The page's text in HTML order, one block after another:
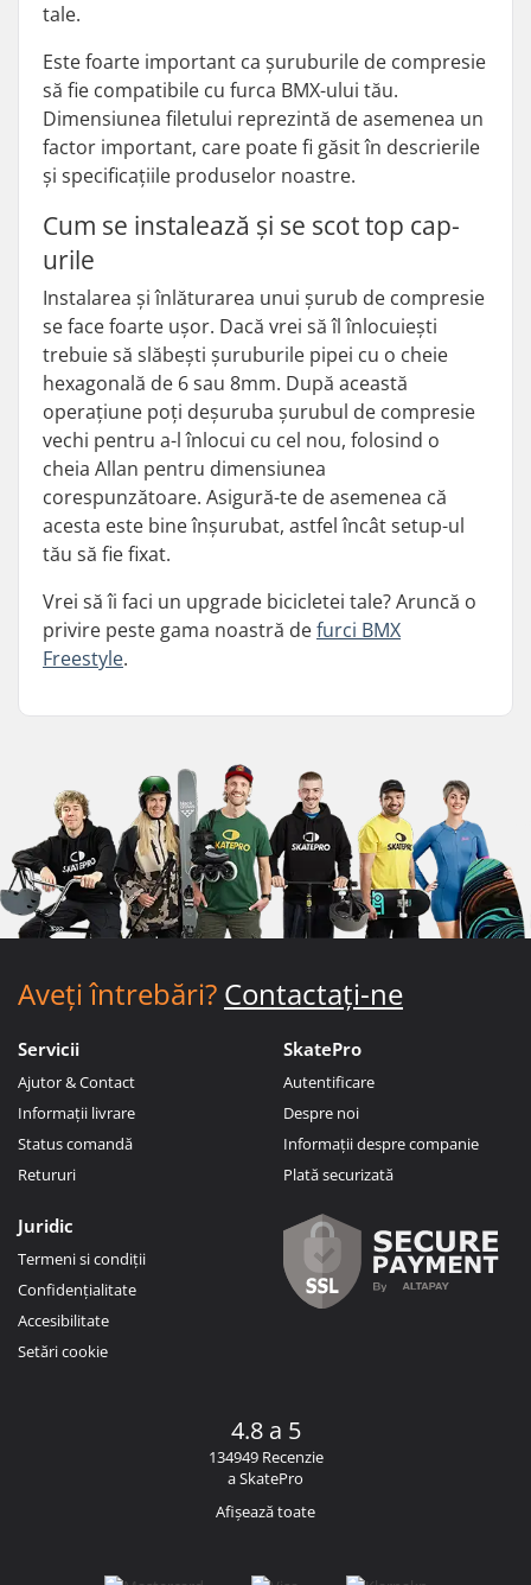
tale.
Este foarte important ca șuruburile de compresie
să fie compatibile cu furca BMX-ului tău.
Dimensiunea filetului reprezintă de asemenea un
factor important, care poate fi găsit în descrierile
și specificațiile produselor noastre.
Cum se instalează și se scot top cap-
urile
Instalarea și înlăturarea unui șurub de compresie
se face foarte ușor. Dacă vrei să îl înlocuiești
trebuie să slăbești șuruburile pipei cu o cheie
hexagonală de 6 sau 8mm. După această
operațiune poți deșuruba șurubul de compresie
vechi pentru a-l înlocui cu cel nou, folosind o
cheia Allan pentru dimensiunea
corespunzătoare. Asigură-te de asemenea că
acesta este bine înșurubat, astfel încât setup-ul
tău să fie fixat.
Vrei să îi faci un upgrade bicicletei tale? Aruncă o
privire peste gama noastră defurci BMX
Freestyle.
Aveți întrebări? Contactați-ne
Servicii
Ajutor & Contact
Informații livrare
Status comandă
Retururi
SkatePro
Autentificare
Despre noi
Informații despre companie
Plată securizată
Juridic
Termeni si condiții
Confidențialitate
Accesibilitate
Setări cookie
4.8 a 5
134949 Recenzie
a SkatePro
Afișează toate